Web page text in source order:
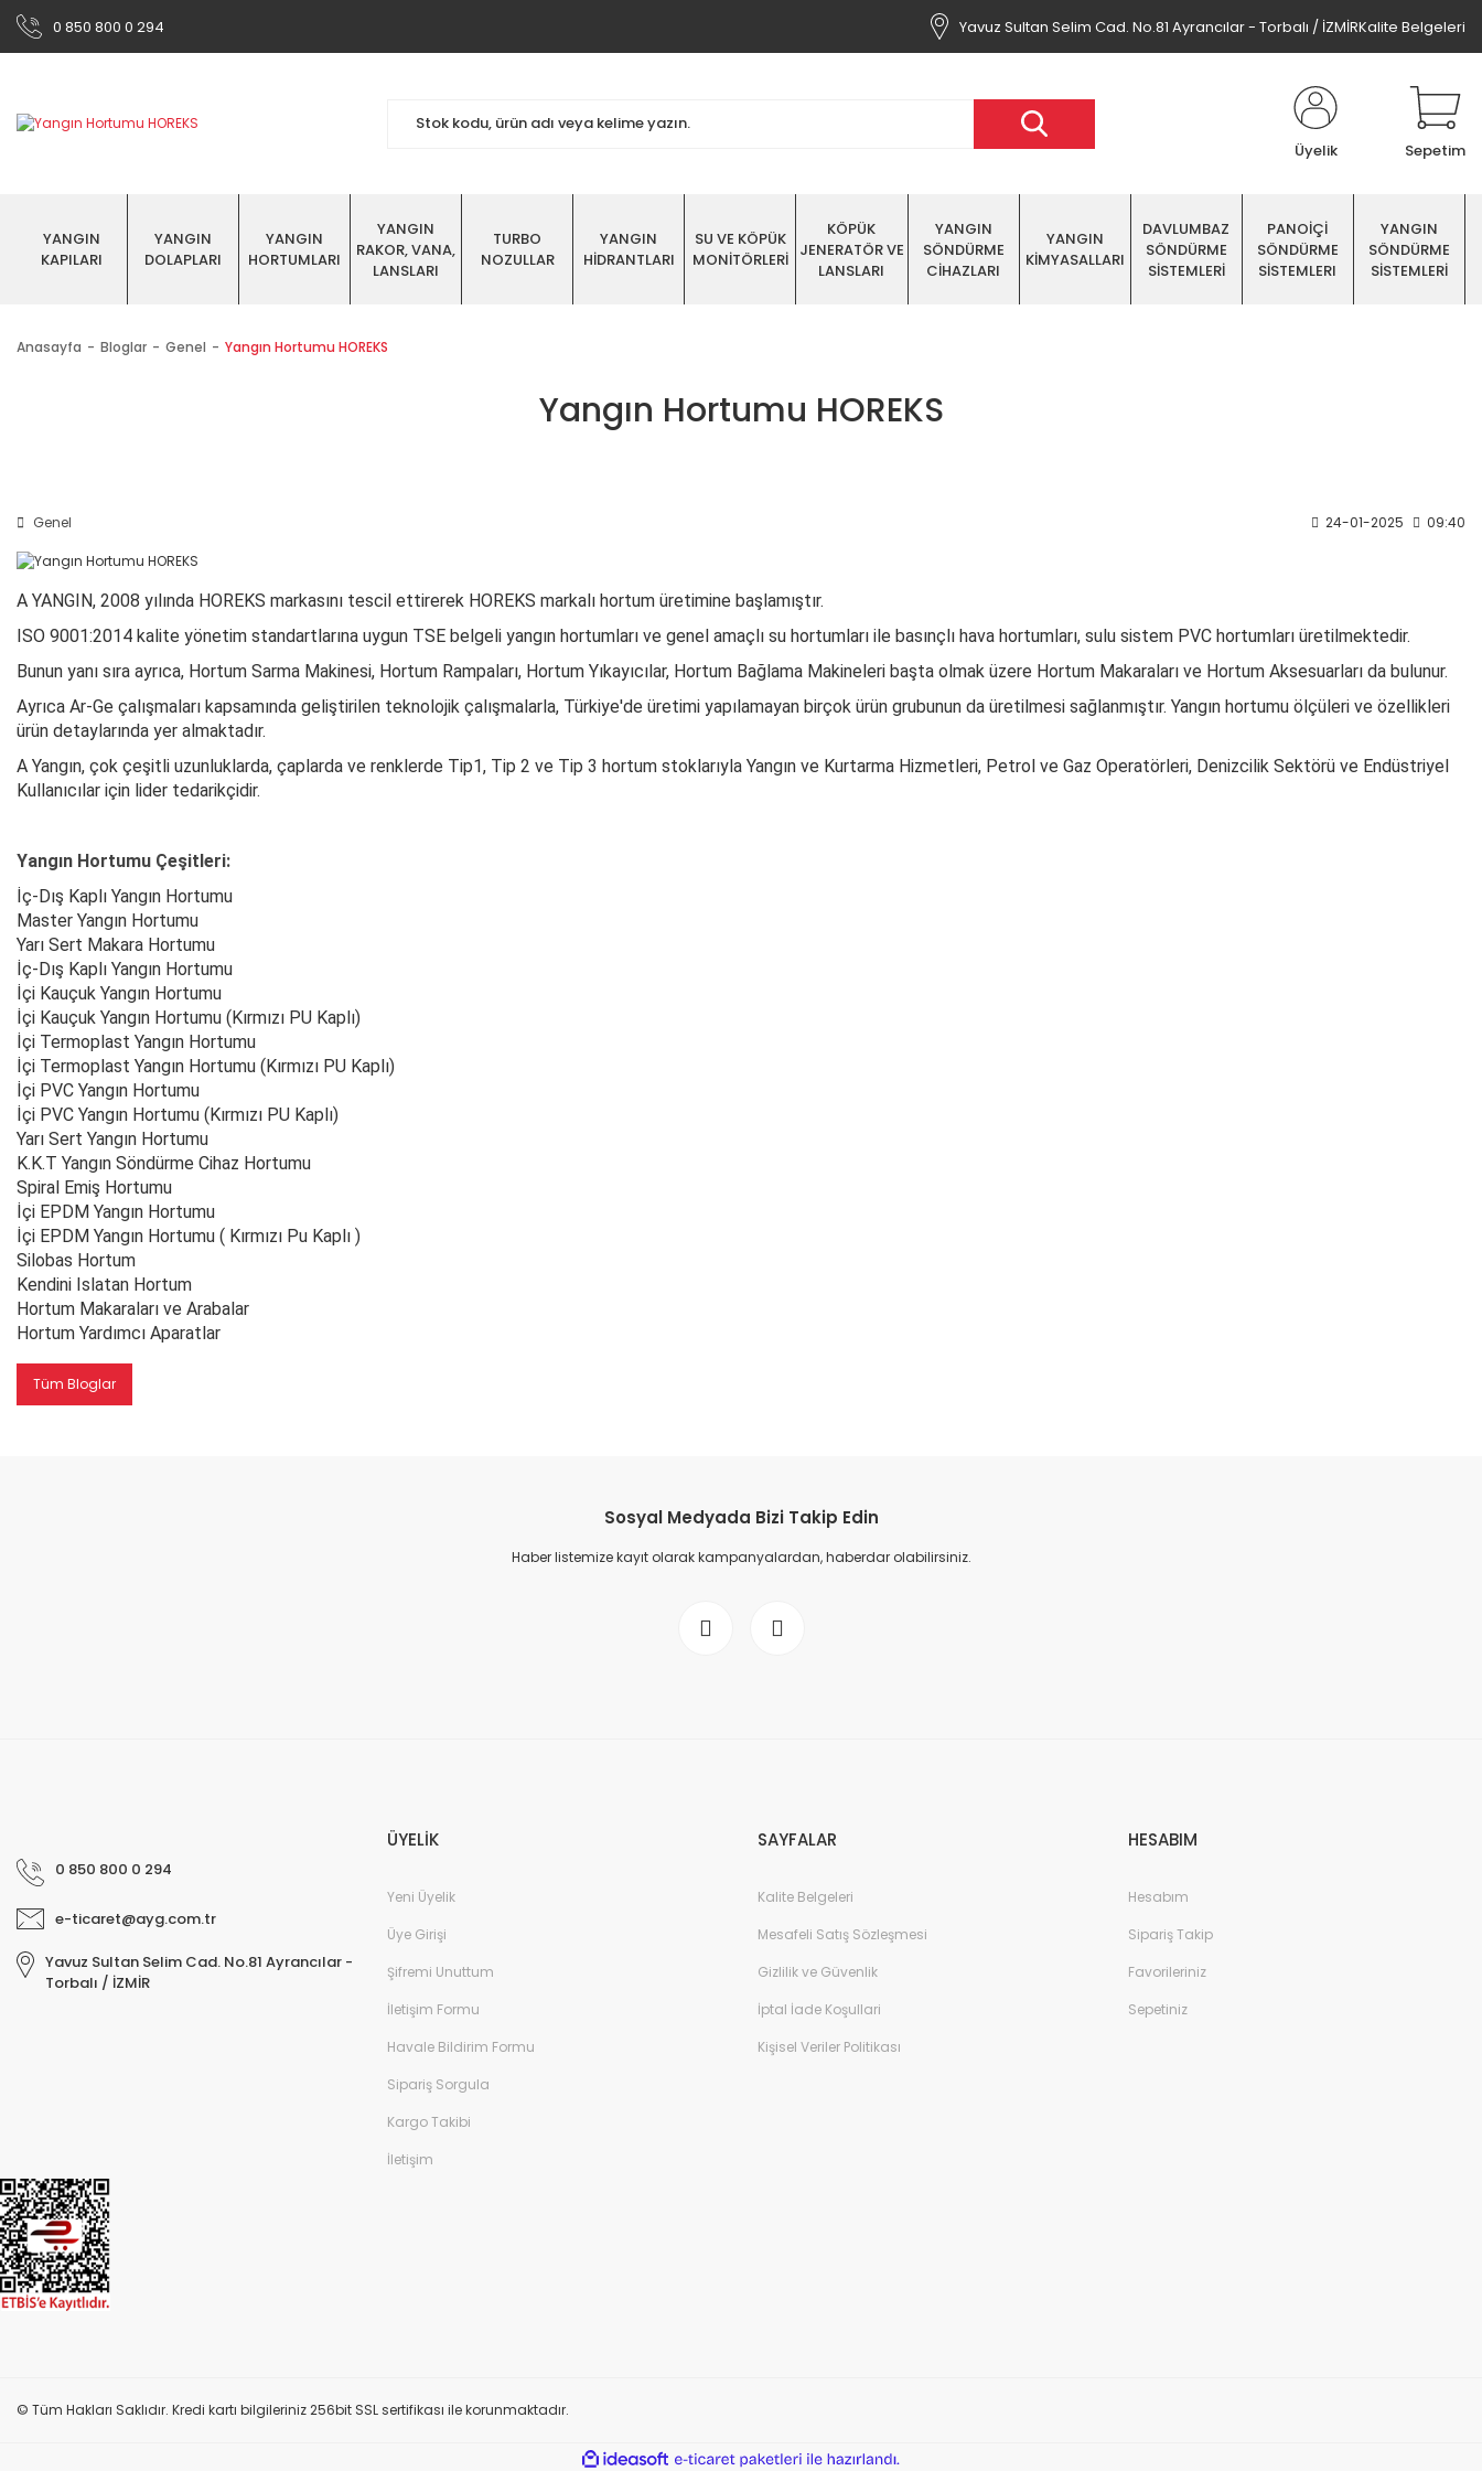
0 850 800 0 294 Yavuz Sultan Selim Cad. No.81 Ayrancılar - Torbalı / İZMİRKalite Belgeleri
Üyelik Sepetim
YANGIN
KAPILARI
YANGIN
DOLAPLARI
YANGIN
HORTUMLARI
YANGIN
RAKOR, VANA,
LANSLARI
TURBO
NOZULLAR
YANGIN
HİDRANTLARI
SU VE KÖPÜK
MONİTÖRLERİ
KÖPÜK
JENERATÖR VE
LANSLARI
YANGIN
SÖNDÜRME
CİHAZLARI
YANGIN
KİMYASALLARI
DAVLUMBAZ
SÖNDÜRME
SİSTEMLERİ
PANOİÇİ
SÖNDÜRME
SİSTEMLERI
YANGIN
SÖNDÜRME
SİSTEMLERİ
Anasayfa Bloglar Genel Yangın Hortumu HOREKS
Yangın Hortumu HOREKS
Genel 24-01-2025 09:40
A YANGIN, 2008 yılında HOREKS markasını tescil ettirerek HOREKS markalı hortum üretimine başlamıştır.
ISO 9001:2014 kalite yönetim standartlarına uygun TSE belgeli yangın hortumları ve genel amaçlı su hortumları ile basınçlı hava hortumları, sulu sistem PVC hortumları üretilmektedir.
Bunun yanı sıra ayrıca, Hortum Sarma Makinesi, Hortum Rampaları, Hortum Yıkayıcılar, Hortum Bağlama Makineleri başta olmak üzere Hortum Makaraları ve Hortum Aksesuarları da bulunur.
Ayrıca Ar-Ge çalışmaları kapsamında geliştirilen teknolojik çalışmalarla, Türkiye'de üretimi yapılamayan birçok ürün grubunun da üretilmesi sağlanmıştır. Yangın hortumu ölçüleri ve özellikleri
ürün detaylarında yer almaktadır.
A Yangın, çok çeşitli uzunluklarda, çaplarda ve renklerde Tip1, Tip 2 ve Tip 3 hortum stoklarıyla Yangın ve Kurtarma Hizmetleri, Petrol ve Gaz Operatörleri, Denizcilik Sektörü ve Endüstriyel
Kullanıcılar için lider tedarikçidir.
Yangın Hortumu Çeşitleri:
İç-Dış Kaplı Yangın Hortumu
Master Yangın Hortumu
Yarı Sert Makara Hortumu
İç-Dış Kaplı Yangın Hortumu
İçi Kauçuk Yangın Hortumu
İçi Kauçuk Yangın Hortumu (Kırmızı PU Kaplı)
İçi Termoplast Yangın Hortumu
İçi Termoplast Yangın Hortumu (Kırmızı PU Kaplı)
İçi PVC Yangın Hortumu
İçi PVC Yangın Hortumu (Kırmızı PU Kaplı)
Yarı Sert Yangın Hortumu
K.K.T Yangın Söndürme Cihaz Hortumu
Spiral Emiş Hortumu
İçi EPDM Yangın Hortumu
İçi EPDM Yangın Hortumu ( Kırmızı Pu Kaplı )
Silobas Hortum
Kendini Islatan Hortum
Hortum Makaraları ve Arabalar
Hortum Yardımcı Aparatlar
Tüm Bloglar
Sosyal Medyada Bizi Takip Edin
Haber listemize kayıt olarak kampanyalardan, haberdar olabilirsiniz.
0 850 800 0 294
e-ticaret@ayg.com.tr
Yavuz Sultan Selim Cad. No.81 Ayrancılar -
Torbalı / İZMİR
ÜYELİK
Yeni Üyelik
Üye Girişi
Şifremi Unuttum
İletişim Formu
Havale Bildirim Formu
Sipariş Sorgula
Kargo Takibi
İletişim
SAYFALAR
Kalite Belgeleri
Mesafeli Satış Sözleşmesi
Gizlilik ve Güvenlik
İptal İade Koşullari
Kişisel Veriler Politikası
HESABIM
Hesabım
Sipariş Takip
Favorileriniz
Sepetiniz
© Tüm Hakları Saklıdır. Kredi kartı bilgileriniz 256bit SSL sertifikası ile korunmaktadır.
ideasoft e-